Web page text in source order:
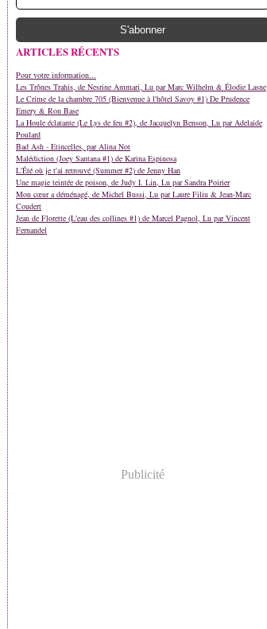
ARTICLES RÉCENTS
Pour votre information...
Les Trônes Trahis, de Nesrine Ammari, Lu par Marc Wilhelm & Élodie Lasne
Le Crime de la chambre 705 (Bienvenue à l'hôtel Savoy #1) De Prudence
Emery & Ron Base
La Houle éclatante (Le Lys de feu #2), de Jacquelyn Benson, Lu par Adelaide
Poulard
Bad Ash - Etincelles, par Alina Not
Malédiction (Joey Santana #1) de Karina Espinosa
L'Été où je t'ai retrouvé (Summer #2) de Jenny Han
Une magie teintée de poison, de Judy I. Lin, Lu par Sandra Poirier
Mon cœur a déménagé, de Michel Bussi, Lu par Laure Filiu & Jean-Marc
Coudert
Jean de Florette (L'eau des collines #1) de Marcel Pagnol, Lu par Vincent
Fernandel
Publicité